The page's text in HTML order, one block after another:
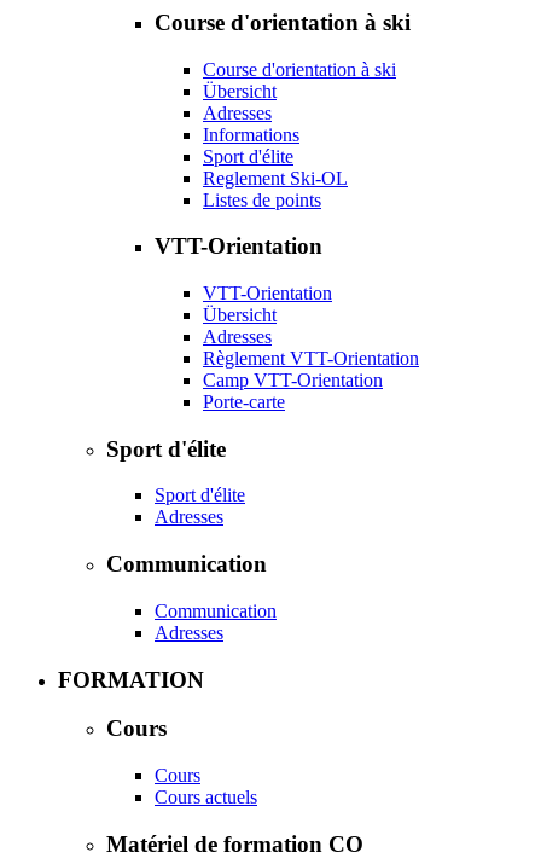
Course d'orientation à ski
Course d'orientation à ski
Übersicht
Adresses
Informations
Sport d'élite
Reglement Ski-OL
Listes de points
VTT-Orientation
VTT-Orientation
Übersicht
Adresses
Règlement VTT-Orientation
Camp VTT-Orientation
Porte-carte
Sport d'élite
Sport d'élite
Adresses
Communication
Communication
Adresses
FORMATION
Cours
Cours
Cours actuels
Matériel de formation CO